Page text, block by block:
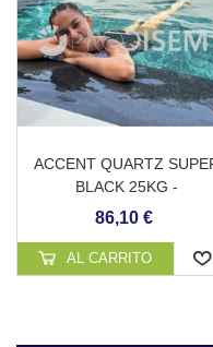
ACCENT QUARTZ
BLACK 25KG -
REVESTIMIENTO
86,10 €
AL CARRITO